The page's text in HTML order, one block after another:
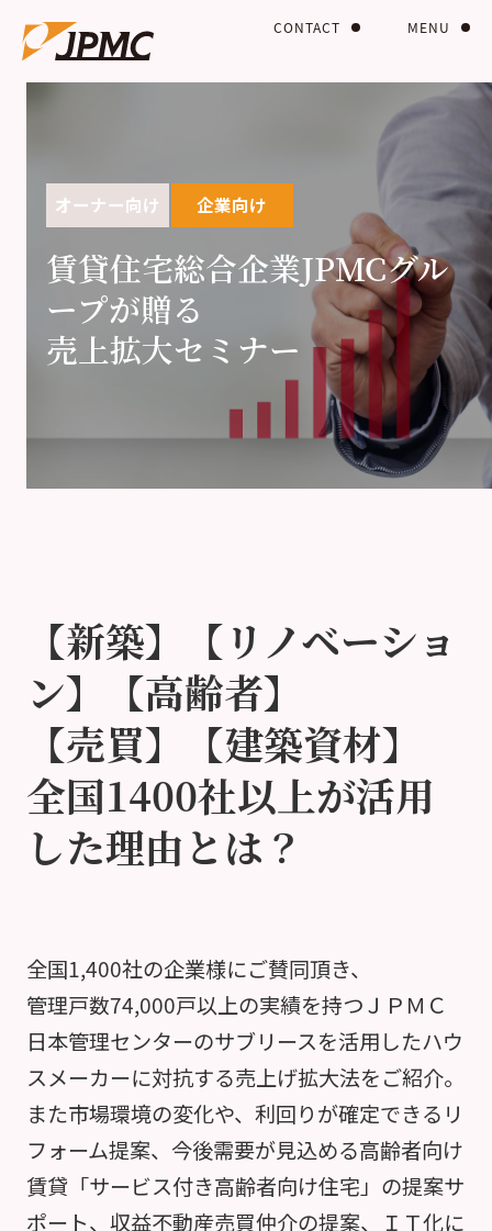
MENU
CONTACT
オーナー向け 企業向け
賃貸住宅総合企業JPMCグル
ープが贈る
売上拡大セミナー
【新築】【リノベーショ
ン】【高齢者】
【売買】【建築資材】
全国1400社以上が活用
した理由とは？
全国1,400社の企業様にご賛同頂き、
管理戸数74,000戸以上の実績を持つＪＰＭＣ
日本管理センターのサブリースを活用したハウ
スメーカーに対抗する売上げ拡大法をご紹介。
また市場環境の変化や、利回りが確定できるリ
フォーム提案、今後需要が見込める高齢者向け
賃貸「サービス付き高齢者向け住宅」の提案サ
ポート、収益不動産売買仲介の提案、ＩＴ化に